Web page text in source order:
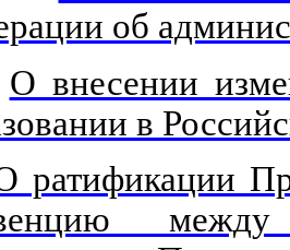
об
О внесении
в
ратификации
между